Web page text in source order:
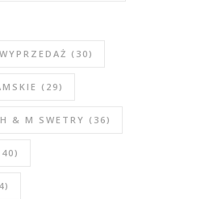
(30)
(29)
H & M SWETRY (36)